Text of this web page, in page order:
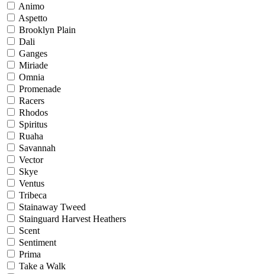
Animo
Aspetto
Brooklyn Plain
Dali
Ganges
Miriade
Omnia
Promenade
Racers
Rhodos
Spiritus
Ruaha
Savannah
Vector
Skye
Ventus
Tribeca
Stainaway Tweed
Stainguard Harvest Heathers
Scent
Sentiment
Prima
Take a Walk